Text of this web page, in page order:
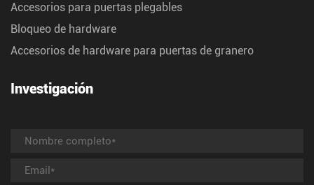
Accesorios para puertas plegables
Bloqueo de hardware
Accesorios de hardware para puertas de granero
Investigación